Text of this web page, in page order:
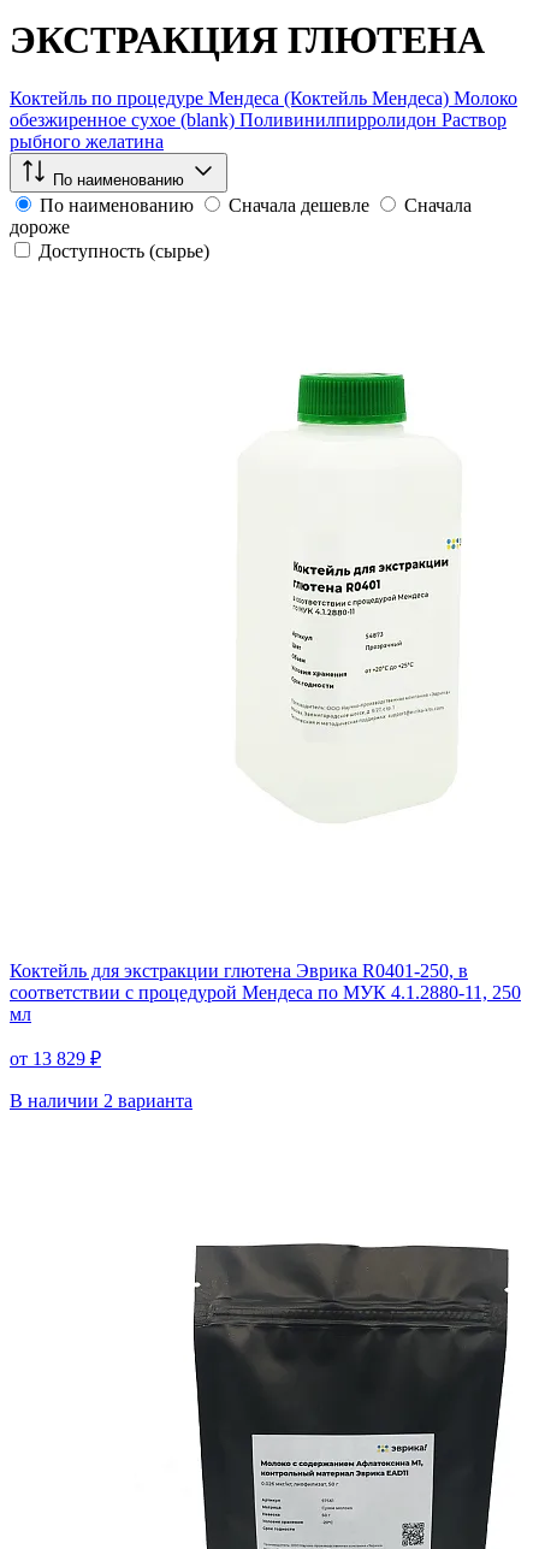
ЭКСТРАКЦИЯ ГЛЮТЕНА
Коктейль по процедуре Мендеса (Коктейль Мендеса) Молоко
обезжиренное сухое (blank) Поливинилпирролидон Раствор
рыбного желатина
По наименованию
По наименованию Сначала дешевле
Сначала
дороже
Доступность (сырье)
Коктейль для экстракции глютена Эврика R0401-250, в
соответствии с процедурой Мендеса по МУК 4.1.2880-11, 250
мл
от 13 829 ₽
В наличии 2 варианта